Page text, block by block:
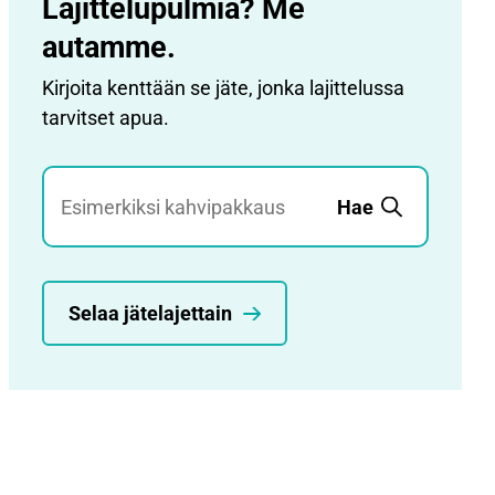
Lajittelupulmia? Me
autamme.
Kirjoita kenttään se jäte, jonka lajittelussa
tarvitset apua.
Jätehaku
Hae
Selaa jätelajettain